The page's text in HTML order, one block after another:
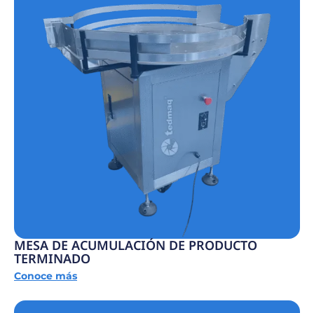
MESA DE ACUMULACIÓN DE PRODUCTO
TERMINADO
Conoce más